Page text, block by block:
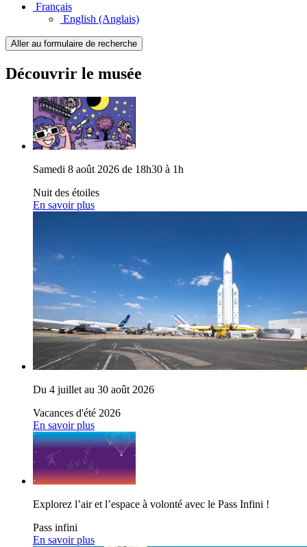
Français
English (Anglais)
Aller au formulaire de recherche
Découvrir le musée
Samedi 8 août 2026 de 18h30 à 1h
Nuit des étoiles
En savoir plus
Du 4 juillet au 30 août 2026
Vacances d'été 2026
En savoir plus
Explorez l’air et l’espace à volonté avec le Pass Infini !
Pass infini
En savoir plus